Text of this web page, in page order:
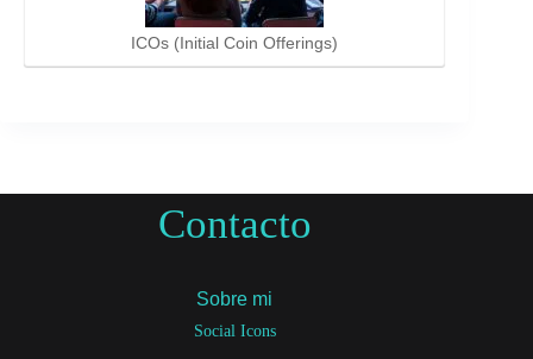
ICOs (Initial Coin Offerings)
Contacto
Sobre mi
Social Icons